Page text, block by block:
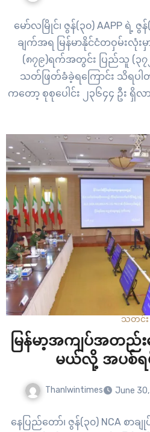
မော်လမြိုင်၊ ဇွန်(၃၀) AAPP
ချက်အရ မြန်မာနိုင်ငံတဝှမ်းလုံ
(၈၇၉)ရက်အတွင်း ပြည်သူ (၃
သတ်ဖြတ်ခံခဲ့ရကြောင်း သိရပါ
ကတော့ စုစုပေါင်း ၂၃၆၄၄ ဦး ရှိလ
ကုန်မြို့မှ ကျဆုံးသူအများဆုံးရှိခဲ့
ကျဆုံးသူ
သတင်း
မြန်မာ့အကျပ်အတည်းဖ
မယ်လို့ အပစ်ရပ်
Thanlwintimes June
နေပြည်တော်၊ ဇွန်(၃၀) NCA စ